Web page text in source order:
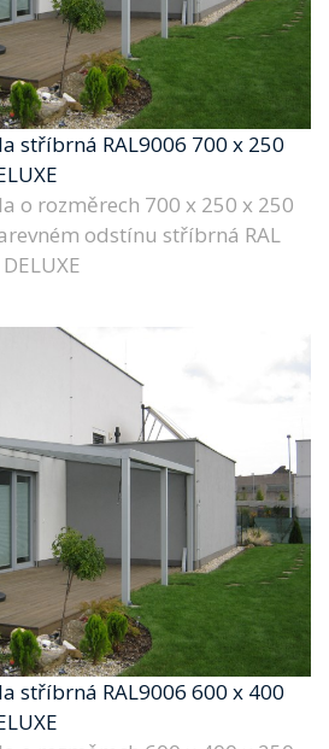
stříbrná RAL9006 700 x 250
o rozměrech 700 x 250 x 250
odstínu stříbrná RAL
stříbrná RAL9006 600 x 400